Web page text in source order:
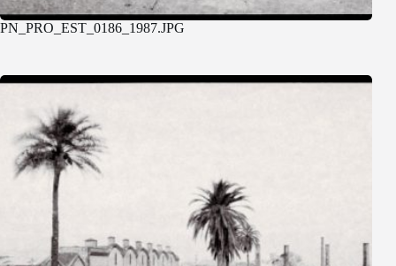
PN_PRO_EST_0186_1987.JPG